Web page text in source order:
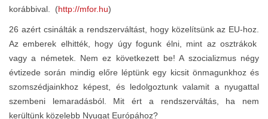
korábbival. (http://mfor.hu)
26 azért csinálták a rendszerváltást, hogy közelítsünk az EU-hoz.
Az emberek elhitték, hogy úgy fogunk élni, mint az osztrákok
vagy a németek. Nem ez következett be! A szocializmus négy
évtizede során mindig előre léptünk egy kicsit önmagunkhoz és
szomszédjainkhoz képest, és ledolgoztunk valamit a nyugattal
szembeni lemaradásból. Mit ért a rendszerváltás, ha nem
kerültünk közelebb Nyugat Európához?